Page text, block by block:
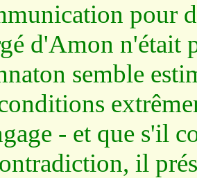
pour
d'Amon n'était
semble
- et que s'il
il